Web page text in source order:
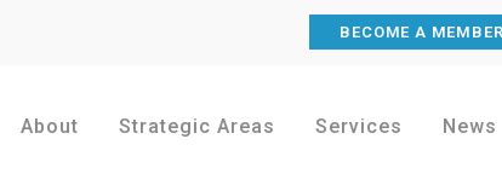
BECOME A MEMBER
About Strategic Areas Services News